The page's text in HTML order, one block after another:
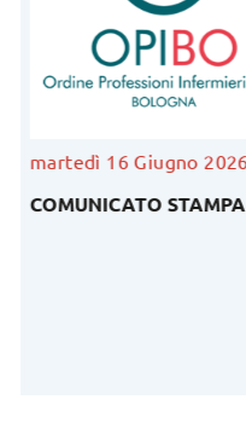
martedì 16 Giugno 2026
COMUNICATO STAMPA